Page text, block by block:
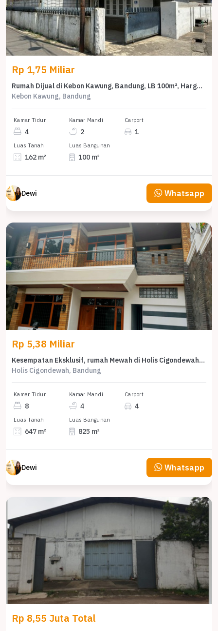
Rp 1,75 Miliar
Rumah Dijual di Kebon Kawung, Bandung, LB 100m², Harga Kompetitif!
Kebon Kawung, Bandung
Kamar Tidur
4
Kamar Mandi
2
Carport
1
Luas Tanah
162 m²
Luas Bangunan
100 m²
Dewi Whatsapp
Rp 5,38 Miliar
Kesempatan Eksklusif, rumah Mewah di Holis Cigondewah, Bandung, LB 825m²
Holis Cigondewah, Bandung
Kamar Tidur
8
Kamar Mandi
4
Carport
4
Luas Tanah
647 m²
Luas Bangunan
825 m²
Dewi Whatsapp
Rp 8,55 Juta Total